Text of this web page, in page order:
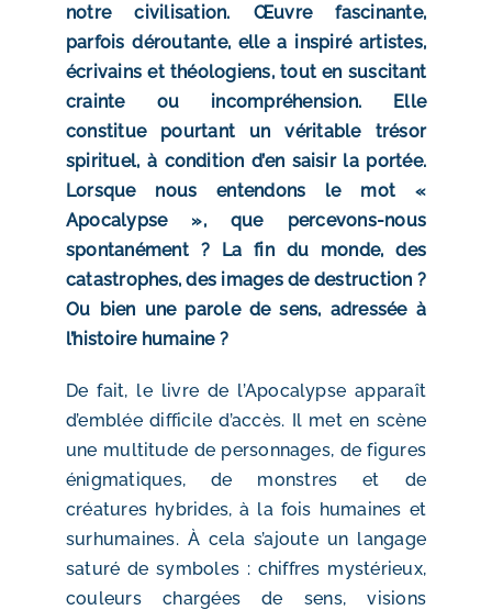
notre civilisation. Œuvre fascinante,
parfois déroutante, elle a inspiré artistes,
écrivains et théologiens, tout en suscitant
crainte ou incompréhension. Elle
constitue pourtant un véritable trésor
spirituel, à condition d’en saisir la portée.
Lorsque nous entendons le mot «
Apocalypse », que percevons-nous
spontanément ? La fin du monde, des
catastrophes, des images de destruction ?
Ou bien une parole de sens, adressée à
l’histoire humaine ?
De fait, le livre de l’Apocalypse apparaît
d’emblée difficile d’accès. Il met en scène
une multitude de personnages, de figures
énigmatiques, de monstres et de
créatures hybrides, à la fois humaines et
surhumaines. À cela s’ajoute un langage
saturé de symboles : chiffres mystérieux,
couleurs chargées de sens, visions